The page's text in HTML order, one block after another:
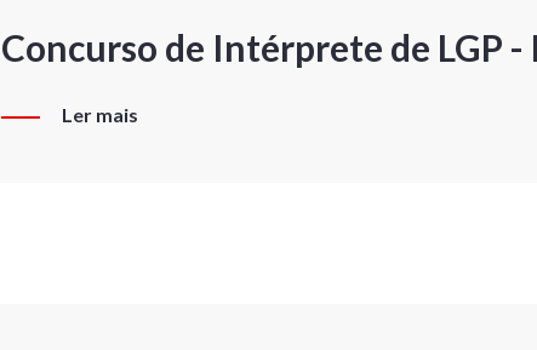
Concurso de Intérprete de LGP
Ler mais